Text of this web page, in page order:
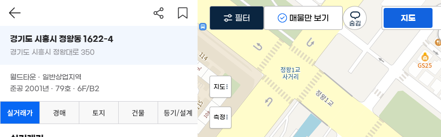
지도
지도
측정
필터 매물만 보기
경기도 시흥시 정왕동 1622-4
경기도 시흥시 정왕대로 350
월드타운 · 일반상업지역
준공 2001년 · 79호 · 6F/B2
실거래가 경매 토지 건물 등기/설계